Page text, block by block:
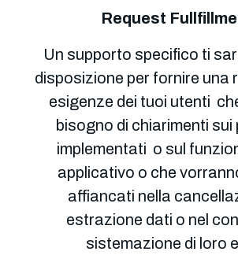
Request
Un supporto specifico ti
disposizione per fornire una
esigenze dei tuoi utenti
bisogno di chiarimenti sui
implementati o sul
applicativo o che
affiancati nella
estrazione dati o nel
sistemazione di loro